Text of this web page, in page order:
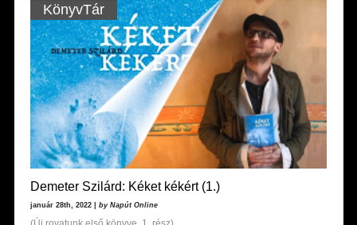
KönyvTár
Demeter Szilárd: Kéket kékért (1.)
január 28th, 2022 | by Napút Online